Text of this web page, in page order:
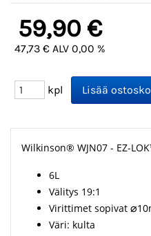
59,90 €
47,73 € ALV 0,00 %
kpl
Wilkinson® WJN07 - EZ-
6L
Välitys 19:1
Virittimet sopivat ⌀
Väri: kulta